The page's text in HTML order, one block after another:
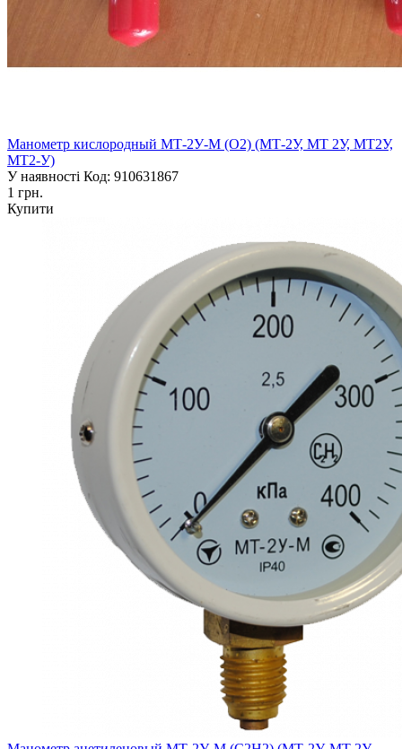
Манометр кислородный МТ-2У-М (О2) (МТ-2У, МТ 2У, МТ2У,
МТ2-У)
У наявності Код: 910631867
1 грн.
Купити